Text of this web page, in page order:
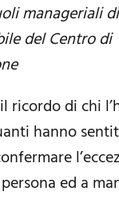
manageriali
del Centro di
ricordo di chi
hanno
ed a